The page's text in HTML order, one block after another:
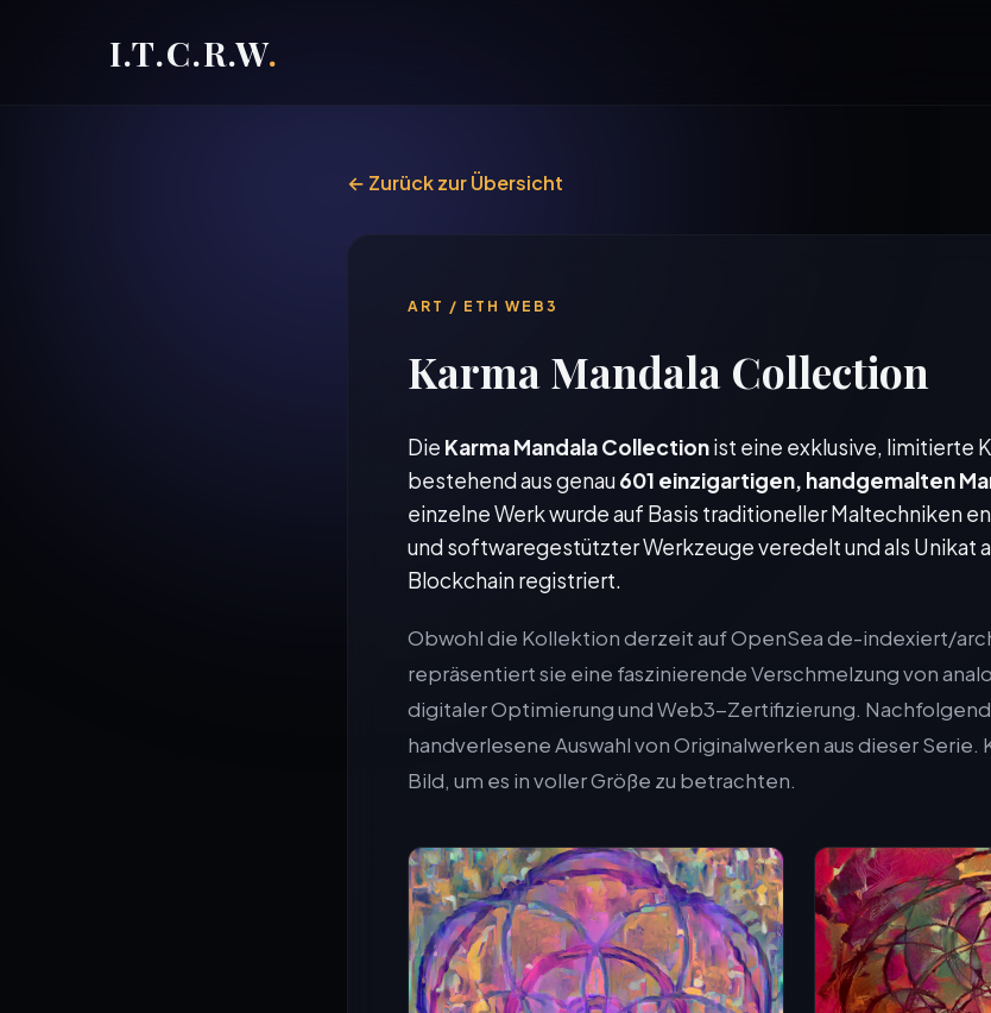
I.T.C.R.W.
← Zurück zur Übersicht
ART / ETH WEB3
Karma Mandala Collection
Die Karma Mandala Collectionist eine exklusive, limitierte
bestehend aus genau601 einzigartigen, handgemalten
einzelne Werk wurde auf Basis traditioneller Maltechniken
und softwaregestützter Werkzeuge veredelt und als Unikat
Blockchain registriert.
Obwohl die Kollektion derzeit auf OpenSea de-indexiert/
repräsentiert sie eine faszinierende Verschmelzung von
digitaler Optimierung und Web3-Zertifizierung.
handverlesene Auswahl von Originalwerken aus dieser Serie.
Bild, um es in voller Größe zu betrachten.